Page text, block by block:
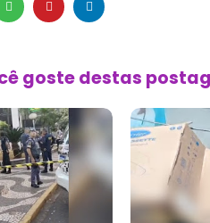
goste destas